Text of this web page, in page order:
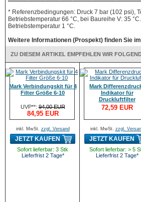
* Referenzbedingungen: Druck 7 bar (102 psi),
Betriebstemperatur 66 °C, bei Baureihe V: 35
Betriebstemperatur 1 °C.
Weitere Informationen (Prospekt) finden Sie
ZU DIESEM ARTIKEL EMPFEHLEN WIR
Mark Verbindungskit für 4
Filter Größe 6-10
UVP**:94,00 EUR
84,95 EUR
inkl. MwSt. zzgl. Versand
JETZT KAUFEN
Sofort lieferbar: 3 Stk
Lieferfrist 2 Tage*
Mark
Indikator für
Druckluftfilter
72,59 EUR
inkl. MwSt. zzgl.
JETZT KAUFEN
Sofort lieferbar: > 5
Lieferfrist 2 Tage*